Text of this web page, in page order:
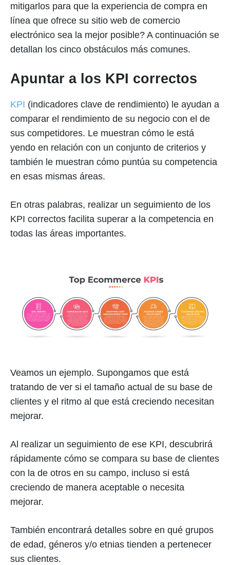
mitigarlos para que la experiencia de compra en
línea que ofrece su sitio web de comercio
electrónico sea la mejor posible? A continuación se
detallan los cinco obstáculos más comunes.
Apuntar a los KPI correctos
KPI (indicadores clave de rendimiento) le ayudan a
comparar el rendimiento de su negocio con el de
sus competidores. Le muestran cómo le está
yendo en relación con un conjunto de criterios y
también le muestran cómo puntúa su competencia
en esas mismas áreas.
En otras palabras, realizar un seguimiento de los
KPI correctos facilita superar a la competencia en
todas las áreas importantes.
Veamos un ejemplo. Supongamos que está
tratando de ver si el tamaño actual de su base de
clientes y el ritmo al que está creciendo necesitan
mejorar.
Al realizar un seguimiento de ese KPI, descubrirá
rápidamente cómo se compara su base de clientes
con la de otros en su campo, incluso si está
creciendo de manera aceptable o necesita
mejorar.
También encontrará detalles sobre en qué grupos
de edad, géneros y/o etnias tienden a pertenecer
sus clientes.